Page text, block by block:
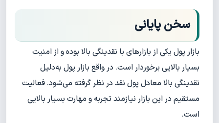
سخن پایانی
بازار پول یکی از بازارهای با نقدینگی بالا بوده و از امنیت
بسیار بالایی برخوردار است. در واقع بازار پول به‌دلیل
نقدینگی بالا معادل پول نقد در نظر گرفته می‌شود. فعالیت
مستقیم در این بازار نیازمند تجربه و مهارت بسیار بالایی
است.